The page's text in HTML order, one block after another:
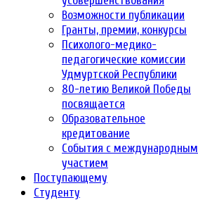
Возможности публикации
Гранты, премии, конкурсы
Психолого-медико-
педагогические комиссии
Удмуртской Республики
80-летию Великой Победы
посвящается
Образовательное
кредитование
События с международным
участием
Поступающему
Студенту